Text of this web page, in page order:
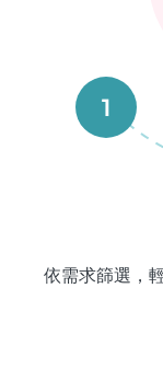
1
依需求篩選，